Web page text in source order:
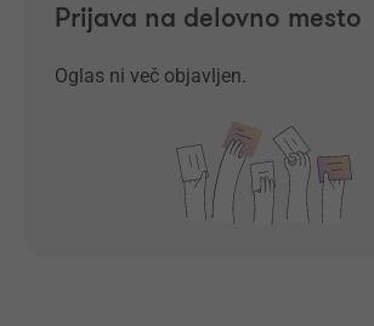
Prijava na delovno mesto
Oglas ni več objavljen.